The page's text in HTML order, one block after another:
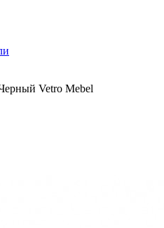
Vetro Mebel